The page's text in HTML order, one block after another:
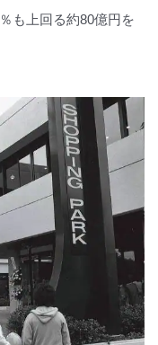
も上回る約80億円を